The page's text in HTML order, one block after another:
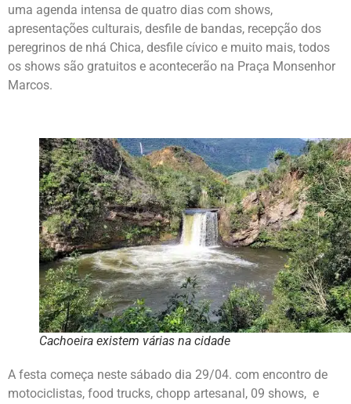
uma agenda intensa de quatro dias com shows,
apresentações culturais, desfile de bandas, recepção dos
peregrinos de nhá Chica, desfile cívico e muito mais, todos
os shows são gratuitos e acontecerão na Praça Monsenhor
Marcos.
Cachoeira existem várias na cidade
A festa começa neste sábado dia 29/04. com encontro de
motociclistas, food trucks, chopp artesanal, 09 shows, e